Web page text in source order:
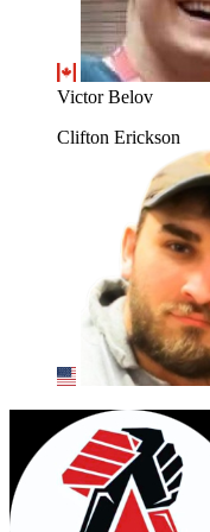
Victor Belov
Clifton Erickson